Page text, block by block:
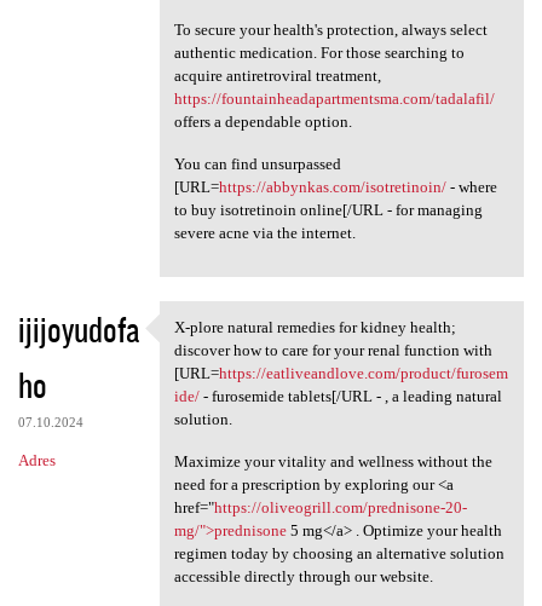
To secure your health's protection, always select
authentic medication. For those searching to
acquire antiretroviral treatment,
https://fountainheadapartmentsma.com/tadalafil/
offers a dependable option.
You can find unsurpassed
[URL=https://abbynkas.com/isotretinoin/- where
to buy isotretinoin online[/URL - for managing
severe acne via the internet.
ijijoyudofa
ho
07.10.2024
Adres
X-plore natural remedies for
X-plore natural remedies for kidney health;
discover how to care for your renal function with
[URL=https://eatliveandlove.com/product/furosem
ide/- furosemide tablets[/URL - , a leading natural
solution.
Maximize your vitality and wellness without the
need for a prescription by exploring our <a
href="https://oliveogrill.com/prednisone-20-
mg/">prednisone5 mg</a> . Optimize your health
regimen today by choosing an alternative solution
accessible directly through our website.